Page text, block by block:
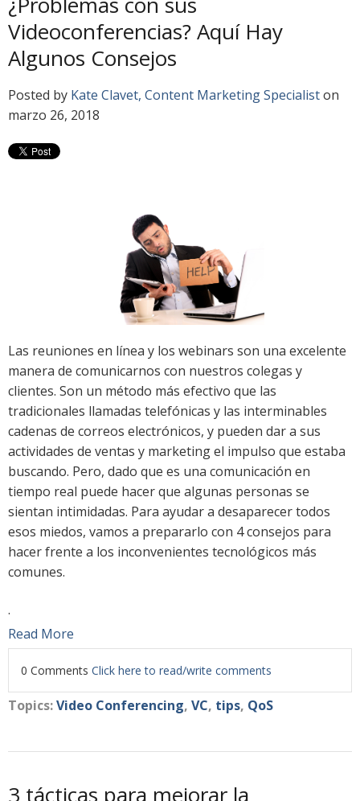
Videoconferencias? Aquí Hay
Algunos Consejos
Posted by Kate Clavet, Content Marketing Specialiston
marzo 26, 2018
Las reuniones en línea y los webinars son una excelente
manera de comunicarnos con nuestros colegas y
clientes. Son un método más efectivo que las
tradicionales llamadas telefónicas y las interminables
cadenas de correos electrónicos, y pueden dar a sus
actividades de ventas y marketing el impulso que estaba
buscando. Pero, dado que es una comunicación en
tiempo real puede hacer que algunas personas se
sientan intimidadas. Para ayudar a desaparecer todos
esos miedos, vamos a prepararlo con 4 consejos para
hacer frente a los inconvenientes tecnológicos más
comunes.
.
Read More
0 Comments Click here to read/write comments
Topics:Video Conferencing, VC, tips, QoS
3 tácticas para mejorar la